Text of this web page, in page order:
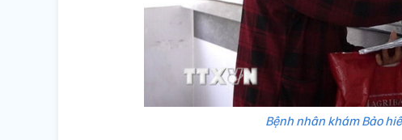
Bệnh nhân khám Bảo